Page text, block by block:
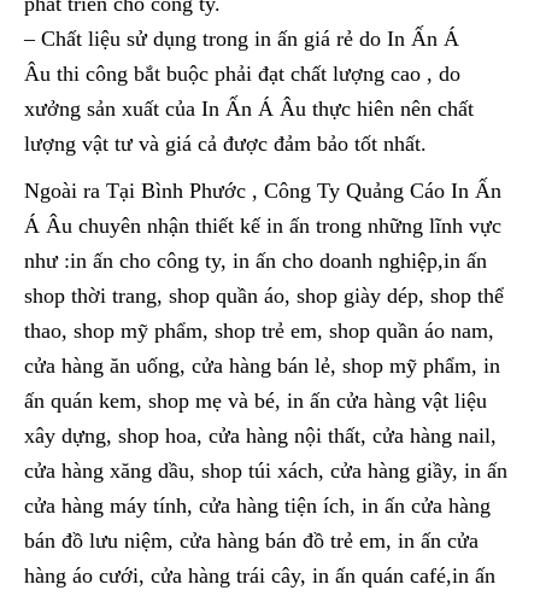
– Chất liệu sử dụng trong in ấn giá rẻ do In Ấn Á
Âu thi công bắt buộc phải đạt chất lượng cao , do
xưởng sản xuất của In Ấn Á Âu thực hiên nên chất
lượng vật tư và giá cả được đảm bảo tốt nhất.
Ngoài ra Tại Bình Phước , Công Ty Quảng Cáo In Ấn
Á Âu chuyên nhận thiết kế in ấn trong những lĩnh vực
như :in ấn cho công ty, in ấn cho doanh nghiệp,in ấn
shop thời trang, shop quần áo, shop giày dép, shop thể
thao, shop mỹ phẩm, shop trẻ em, shop quần áo nam,
cửa hàng ăn uống, cửa hàng bán lẻ, shop mỹ phẩm, in
ấn quán kem, shop mẹ và bé, in ấn cửa hàng vật liệu
xây dựng, shop hoa, cửa hàng nội thất, cửa hàng nail,
cửa hàng xăng dầu, shop túi xách, cửa hàng giầy, in ấn
cửa hàng máy tính, cửa hàng tiện ích, in ấn cửa hàng
bán đồ lưu niệm, cửa hàng bán đồ trẻ em, in ấn cửa
hàng áo cưới, cửa hàng trái cây, in ấn quán café,in ấn